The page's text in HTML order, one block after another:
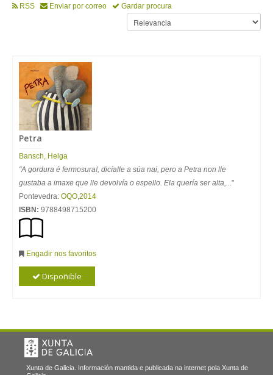
RSS
Enviar por correo Gardar procura
Petra
Bansch, Helga
"A gordura é fermosura!, dicíalle a súa nai, pero a Petra non lle
gustaba a imaxe que lle devolvía o espello. Ela quería ser alta,..."
Pontevedra: OQO,2014
ISBN: 9788498715200
Engadir nos favoritos
Dispoñible
Xunta de Galicia. Información mantida e publicada na internet pola Xunta de